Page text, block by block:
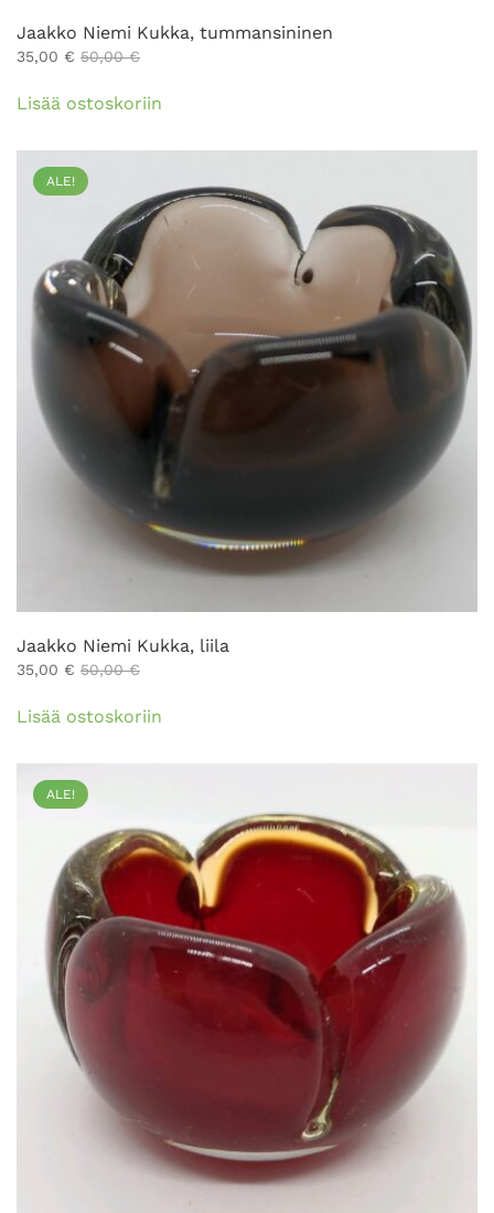
Jaakko Niemi Kukka, tummansininen
35,00 € 50,00€
Lisää ostoskoriin
ALE!
Jaakko Niemi Kukka, liila
35,00 € 50,00€
Lisää ostoskoriin
ALE!